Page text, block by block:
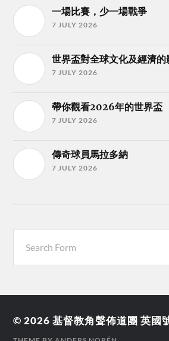
一場比賽，少一場戰爭
7 JULY 2026
世界盃對全球文化及經濟的
7 JULY 2026
帶你觀看2026年的世界盃
7 JULY 2026
傳奇球員馬拉多納
7 JULY 2026
© 2026基督教角聲佈道團 英國